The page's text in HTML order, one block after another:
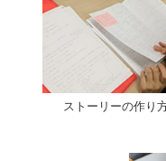
ストーリーの作り